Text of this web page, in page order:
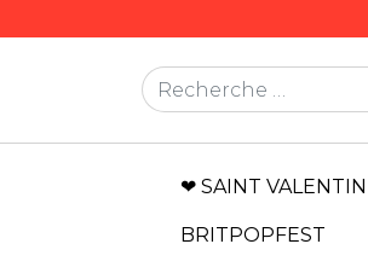
Rechercher
❤ SAINT VALENTIN
BRITPOPFEST